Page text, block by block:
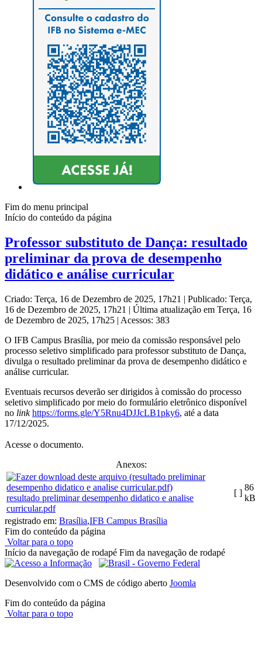
Fim do menu principal
Início do conteúdo da página
Professor substituto de Dança: resultado
preliminar da prova de desempenho
didático e análise curricular
Criado: Terça, 16 de Dezembro de 2025, 17h21 | Publicado: Terça,
16 de Dezembro de 2025, 17h21 | Última atualização em Terça, 16
de Dezembro de 2025, 17h25 | Acessos: 383
O IFB Campus Brasília, por meio da comissão responsável pelo
processo seletivo simplificado para professor substituto de Dança,
divulga o resultado preliminar da prova de desempenho didático e
análise curricular.
Eventuais recursos deverão ser dirigidos à comissão do processo
seletivo simplificado por meio do formulário eletrônico disponível
no link https://forms.gle/Y5Rnu4DJJcLB1pky6, até a data
17/12/2025.
Acesse o documento.
Anexos:
resultado preliminar desempenho didatico e analise
curricular.pdf
[ ]
86
kB
registrado em: Brasília,IFB Campus Brasília
Fim do conteúdo da página
Voltar para o topo
Início da navegação de rodapé Fim da navegação de rodapé
Desenvolvido com o CMS de código aberto Joomla
Fim do conteúdo da página
Voltar para o topo